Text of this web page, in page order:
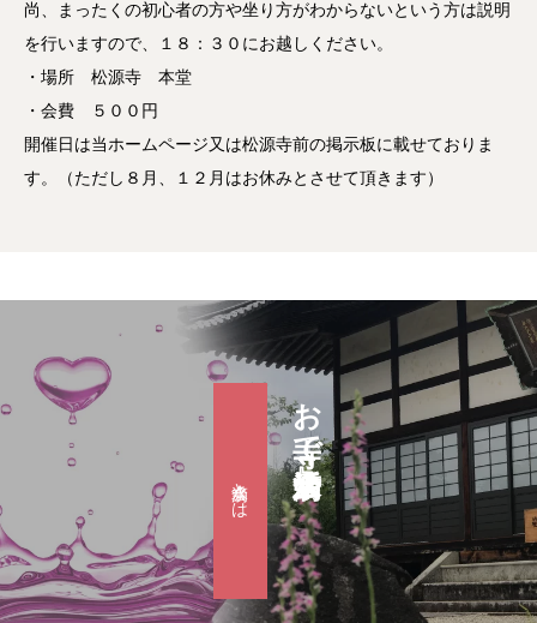
尚、まったくの初心者の方や坐り方がわからないという方は説明
を行いますので、１８：３０にお越しください。
・場所 松源寺 本堂
・会費 ５００円
開催日は当ホームページ又は松源寺前の掲示板に載せておりま
す。（ただし８月、１２月はお休みとさせて頂きます）
お寺で婚活『滴水会』
滴水会とは